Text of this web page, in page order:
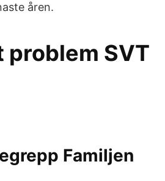
åren.
SVT
Familjen